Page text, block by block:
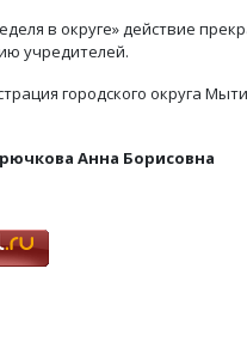
в округе» действие
учредителей.
городского округа
Анна Борисовна